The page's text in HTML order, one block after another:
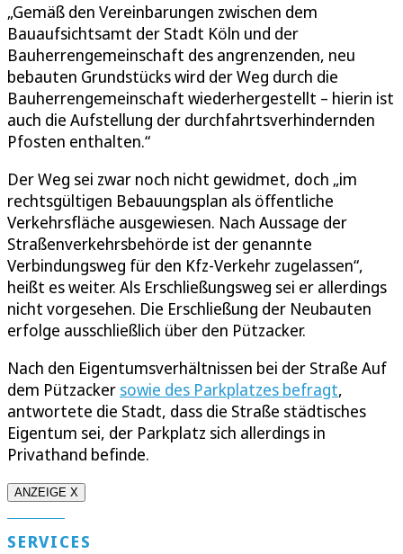
„Gemäß den Vereinbarungen zwischen dem
Bauaufsichtsamt der Stadt Köln und der
Bauherrengemeinschaft des angrenzenden, neu
bebauten Grundstücks wird der Weg durch die
Bauherrengemeinschaft wiederhergestellt – hierin ist
auch die Aufstellung der durchfahrtsverhindernden
Pfosten enthalten.“
Der Weg sei zwar noch nicht gewidmet, doch „im
rechtsgültigen Bebauungsplan als öffentliche
Verkehrsfläche ausgewiesen. Nach Aussage der
Straßenverkehrsbehörde ist der genannte
Verbindungsweg für den Kfz-Verkehr zugelassen“,
heißt es weiter. Als Erschließungsweg sei er allerdings
nicht vorgesehen. Die Erschließung der Neubauten
erfolge ausschließlich über den Pützacker.
Nach den Eigentumsverhältnissen bei der Straße Auf
dem Pützacker sowie des Parkplatzes befragt,
antwortete die Stadt, dass die Straße städtisches
Eigentum sei, der Parkplatz sich allerdings in
Privathand befinde.
ANZEIGE X
SERVICES